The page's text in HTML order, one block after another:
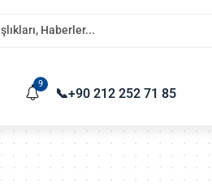
9
📞+90 212 252 71 85